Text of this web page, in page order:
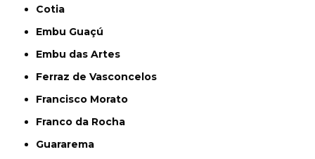
Cotia
Embu Guaçú
Embu das Artes
Ferraz de Vasconcelos
Francisco Morato
Franco da Rocha
Guararema